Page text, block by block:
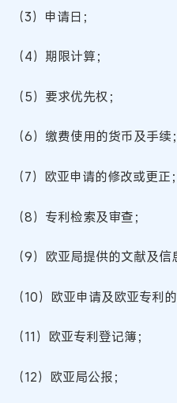
（3）申请日；
（4）期限计算；
（5）要求优先权；
（6）缴费使用的货币及手续；
（7）欧亚申请的修改或更正；
（8）专利检索及审查；
（9）欧亚局提供的文献及信
（10）欧亚申请及欧亚专利的
（11）欧亚专利登记簿；
（12）欧亚局公报；